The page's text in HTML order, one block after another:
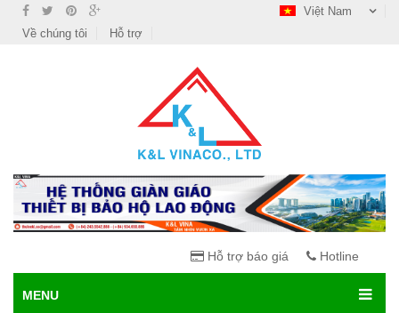
Việt Nam
Về chúng tôi
Hỗ trợ
Hỗ trợ báo giá Hotline
MENU